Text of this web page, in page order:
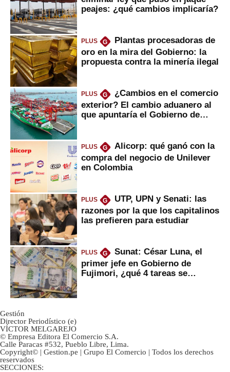
peajes: ¿qué cambios implicaría?
PLUS G
Plantas procesadoras de
oro en la mira del Gobierno: la
propuesta contra la minería ilegal
PLUS G
¿Cambios en el comercio
exterior? El cambio aduanero al
que apuntaría el Gobierno de
PLUS G
Alicorp: qué ganó con la
compra del negocio de Unilever
en Colombia
PLUS G
UTP, UPN y Senati: las
razones por la que los capitalinos
las prefieren para estudiar
PLUS G
Sunat: César Luna, el
primer jefe en Gobierno de
Fujimori, ¿qué 4 tareas se
Gestión
Director Periodístico (e)
VÍCTOR MELGAREJO
© Empresa Editora El Comercio S.A.
Calle Paracas #532, Pueblo Libre, Lima.
Copyright© | Gestion.pe | Grupo El Comercio | Todos los derechos
reservados
SECCIONES: